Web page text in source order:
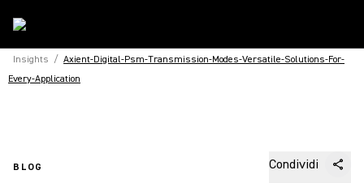
Insights / Axient-Digital-Psm-Transmission-Modes-Versatile-Solutions-For-
Every-Application
BLOG Condividi